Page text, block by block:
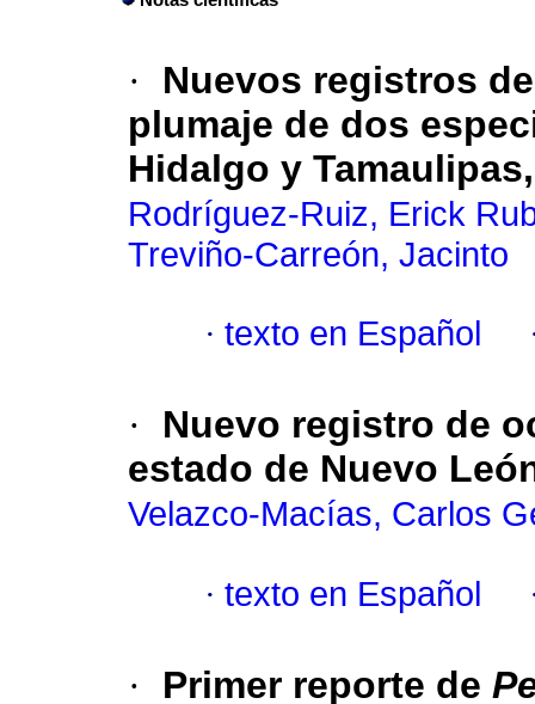
·
Nuevos registros
plumaje de dos
Hidalgo y
Rodríguez-Ruiz, Erick
Treviño-Carreón, Jacinto
· texto en Español
·
Nuevo registro de
estado de Nuevo
Velazco-Macías, Carlos
· texto en Español
· Primer reporte de